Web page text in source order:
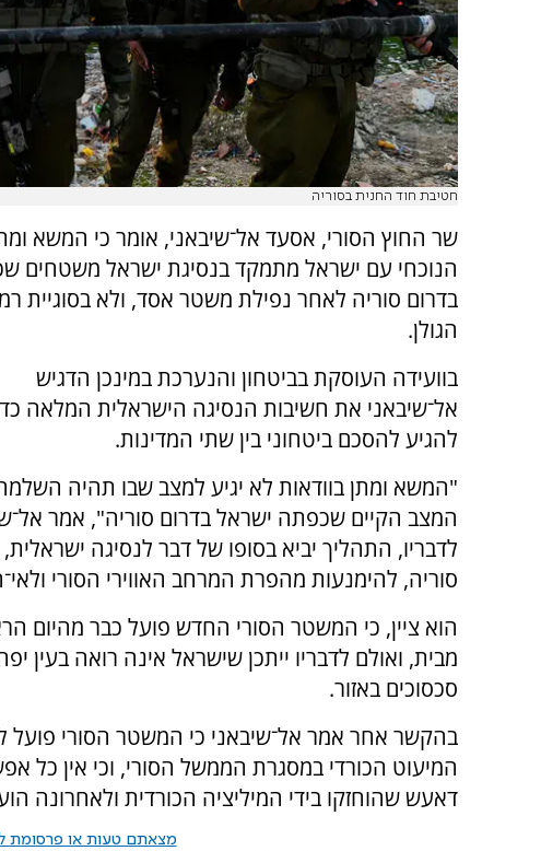
חטיבת חוד החנית בסוריה
שר החוץ הסורי, אסעד אל־שיבאני, אומר כי המשא
הנוכחי עם ישראל מתמקד בנסיגת ישראל משטחים
בדרום סוריה לאחר נפילת משטר אסד, ולא בסוגיית
הגולן.
בוועידה העוסקת בביטחון והנערכת במינכן הדגיש
אל־שיבאני את חשיבות הנסיגה הישראלית המלאה
להגיע להסכם ביטחוני בין שתי המדינות.
"המשא ומתן בוודאות לא יגיע למצב שבו תהיה
המצב הקיים שכפתה ישראל בדרום סוריה", אמר
לדבריו, התהליך יביא בסופו של דבר לנסיגה
סוריה, להימנעות מהפרת המרחב האווירי הסורי
הוא ציין, כי המשטר הסורי החדש פועל כבר מהיום
מבית, ואולם לדבריו ייתכן שישראל אינה רואה
סכסוכים באזור.
בהקשר אחר אמר אל־שיבאני כי המשטר הסורי פועל
המיעוט הכורדי במסגרת הממשל הסורי, וכי אין כל
דאעש שהוחזקו בידי המיליציה הכורדית ולאחרונה
מצאתם טעות או פרסומת